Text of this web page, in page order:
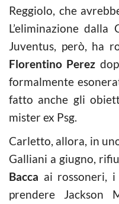
Reggiolo, che
L’eliminazione
Juventus, però, ha
Florentino Perez
formalmente
fatto anche gli
mister ex Psg.
Carletto, allora, in
Galliani a giugno,
Bacca ai rossoneri,
prendere Jackson